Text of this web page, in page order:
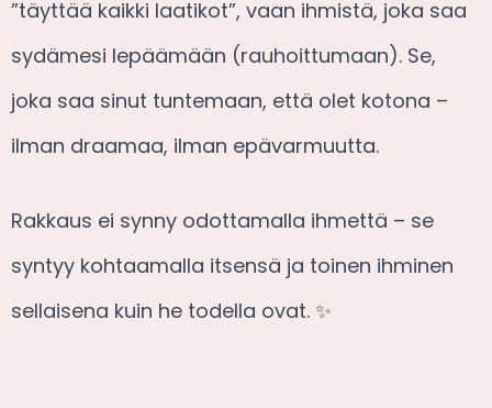
”täyttää kaikki laatikot”, vaan ihmistä, joka saa
sydämesi lepäämään (rauhoittumaan). Se,
joka saa sinut tuntemaan, että olet kotona –
ilman draamaa, ilman epävarmuutta.
Rakkaus ei synny odottamalla ihmettä – se
syntyy kohtaamalla itsensä ja toinen ihminen
sellaisena kuin he todella ovat. ✨